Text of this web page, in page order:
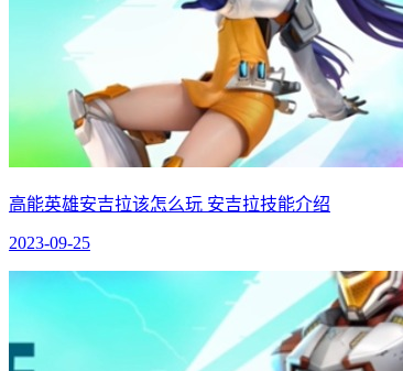
高能英雄安吉拉该怎么玩 安吉拉技能介绍
2023-09-25